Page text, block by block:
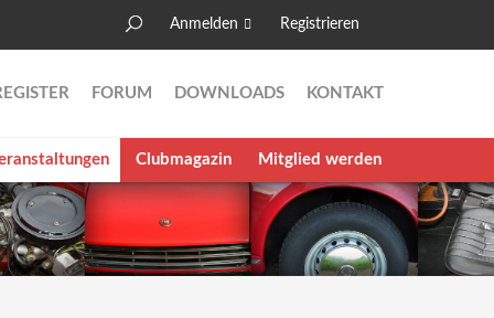
Anmelden Registrieren
Suche
Clubmagazin Mitglied werden
FORUM DOWNLOADS KONTAKT